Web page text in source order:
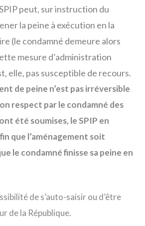
peut, sur instruction du
la peine à exécution en la
(le condamné demeure alors
mesure d’administration
elle, pas susceptible de recours.
de peine n’est pas irréversible
respect par le condamné des
été soumises, le SPIP en
que l’aménagement soit
le condamné finisse sa peine en
de s’auto-saisir ou d’être
de la République.